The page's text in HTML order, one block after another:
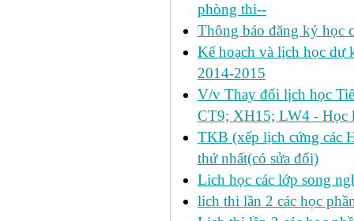
phòng thi--
Thông báo đăng ký học
Kế hoạch và lịch học dự
2014-2015
V/v Thay đổi lịch học
CT9; XH15; LW4 - Học
TKB (xếp lịch cứng các
thứ nhất(có sửa đổi)
Lich học các lớp song
lich thi lần 2 các học